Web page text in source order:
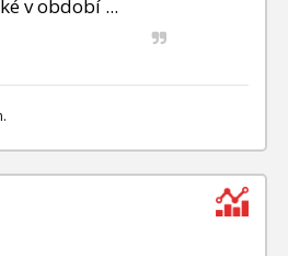
v období ...